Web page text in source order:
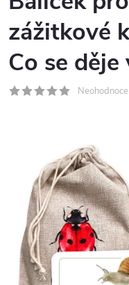
zážitkové
Co se děje